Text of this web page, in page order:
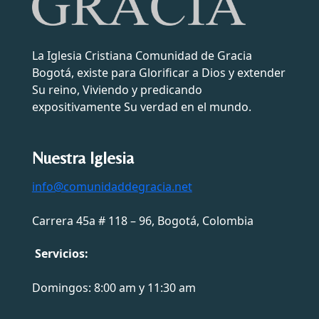
La Iglesia Cristiana Comunidad de Gracia
Bogotá, existe para Glorificar a Dios y extender
Su reino, Viviendo y predicando
expositivamente Su verdad en el mundo.
Nuestra Iglesia
info@comunidaddegracia.net
Carrera 45a # 118 – 96, Bogotá, Colombia
Servicios:
Domingos: 8:00 am y 11:30 am